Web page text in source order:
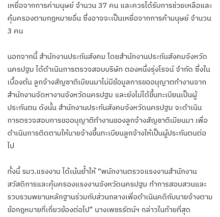
เหยื่อจากการค่ามนุษย์ จำนวน 37 คน และควรได้รับการช่วยเหลือและ
คุ้มครองตามกฎหมายอื่น ซึ่งอาจจะเป็นเหยื่อจากการค้ามนุษย์ จำนวน
3 คน
นอกจากนี้ สำนักงานประกันสังคม โดยสำนักงานประกันสังคมจังหวัด
นครปฐม ได้ดำเนินการตรวจสอบบริษัท ตองหนึ่งรุ่งโรจน์ จำกัด ซึ่งใน
เบื้องต้น ลูกจ้างสัญชาติเมียนมาไม่มีข้อมูลการขออนุญาตทำงานจาก
สำนักงานจัดหางานจังหวัดนครปฐม และยังไม่ได้ขึ้นทะเบียนเป็นผู้
ประกันตน ดังนั้น สำนักงานประกันสังคมจังหวัดนครปฐม จะดำเนิน
การตรวจสอบการขออนุญาติทำงานของลูกจ้างสัญชาติเมียนมา เพื่อ
ดำเนินการติดตามให้นายจ้างขึ้นทะเบียนลูกจ้างให้เป็นผู้ประกันตนต่อ
ไป
ทั้งนี้ รมว.แรงงาน ได้เน้นย้ำให้ “พนักงานตรวจแรงงานสำนักงาน
สวัสดิการและคุ้มครองแรงงานจังหวัดนครปฐม ทำการสอบสวนและ
รวบรวมพยานหลักฐานร่วมกับส่วนกลางเพื่อดำเนินคดีกับนายจ้างตาม
ข้อกฎหมายที่เกี่ยวข้องต่อไป” นางเพชรรัตน์ฯ กล่าวในท้ายที่สุด